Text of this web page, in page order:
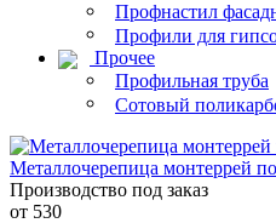
Профнастил
Профили для
Прочее
Профильная труба
Сотовый
Металлочерепица монтеррей
Производство под заказ
от 530